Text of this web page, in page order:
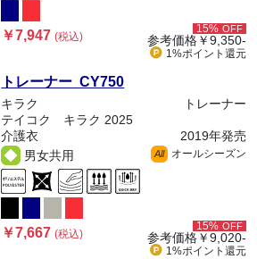
￥7,947(税込)
15% OFF
参考価格￥9,350-
1%ポイント 還元
トレーナー CY750
キラク
トレーナー
テイコク キラク 2025
介護衣
2019年発売
男女共用
All オールシーズン
￥7,667(税込)
15% OFF
参考価格￥9,020-
1%ポイント 還元